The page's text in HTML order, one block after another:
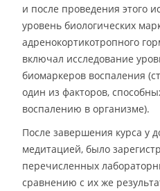
и после проведения этого
уровень биологических
адренокортикотропного
включал исследование
биомаркеров воспаления
один из факторов,
воспалению в организме).
После завершения курса у
медитацией, было
перечисленных
сравнению с их же